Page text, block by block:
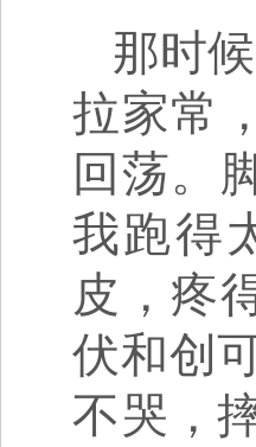
那时
拉家常
回荡。
我跑得
皮，疼
伏和创
不哭，